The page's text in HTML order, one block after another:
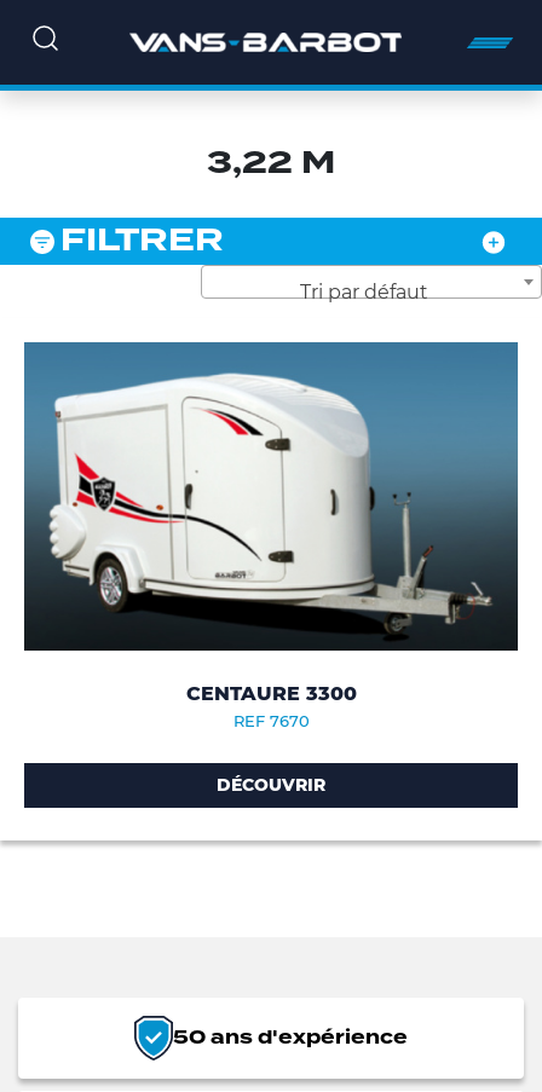
3,22 M
FILTRER
Tri par défaut
CENTAURE 3300
REF 7670
DÉCOUVRIR
50 ans d'expérience